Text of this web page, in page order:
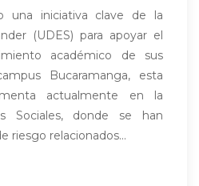
una iniciativa clave de la
(UDES) para apoyar el
académico de sus
Bucaramanga, esta
actualmente en la
Sociales, donde se han
riesgo relacionados...